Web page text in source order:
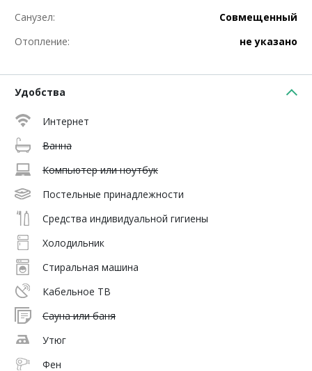
Санузел:
Совмещенный
Отопление:
не указано
Удобства
Интернет
Ванна
Компьютер или ноутбук
Постельные принадлежности
Средства индивидуальной гигиены
Холодильник
Стиральная машина
Кабельное ТВ
Сауна или баня
Утюг
Фен